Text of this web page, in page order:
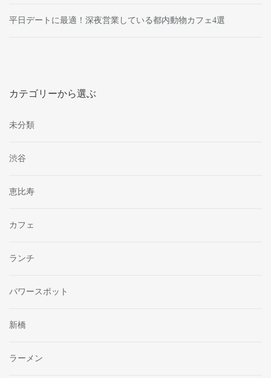
平日デートに最適！深夜営業している都内動物カフェ4選
カテゴリーから選ぶ
未分類
渋谷
恵比寿
カフェ
ランチ
パワースポット
新橋
ラーメン